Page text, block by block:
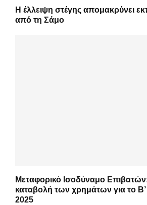
Η έλλειψη στέγης απομακρύνει
από τη Σάμο
Μεταφορικό Ισοδύναμο
καταβολή των χρημάτων για το
2025